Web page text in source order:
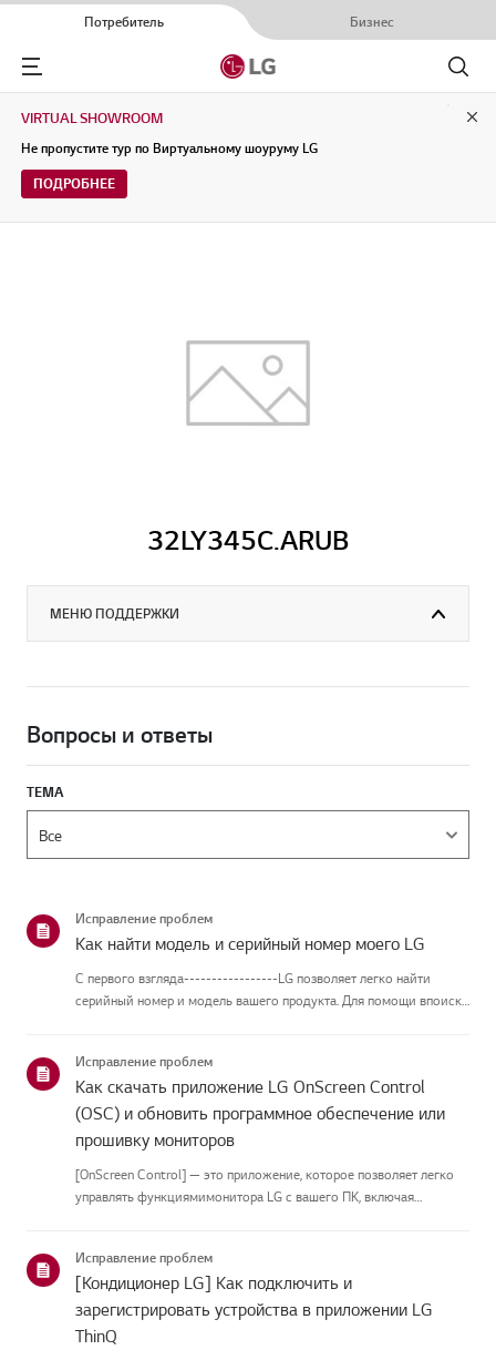
Потребитель Бизнес
Menu
Поиск
VIRTUAL SHOWROOM
Не пропустите тур по Виртуальному шоуруму LG
ПОДРОБНЕЕ
32LY345C.ARUB
МЕНЮ ПОДДЕРЖКИ
Вопросы и ответы
ТЕМА
Исправление проблем
Как найти модель и серийный номер моего LG
С первого взгляда-----------------LG позволяет легко найти
серийный номер и модель вашего продукта. Для помощи впоиске
руководство создано...
Исправление проблем
Как скачать приложение LG OnScreen Control
(OSC) и обновить программное обеспечение или
прошивку мониторов
[OnScreen Control] — это приложение, которое позволяет легко
управлять функциямимонитора LG с вашего ПК, включая
приложение для вашей ...
Исправление проблем
[Кондиционер LG] Как подключить и
зарегистрировать устройства в приложении LG
ThinQ